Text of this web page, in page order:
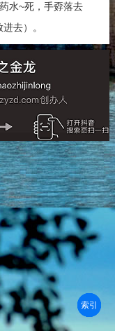
水~死，手孬落去
去）。
部首
笔划
拼音
潮拼